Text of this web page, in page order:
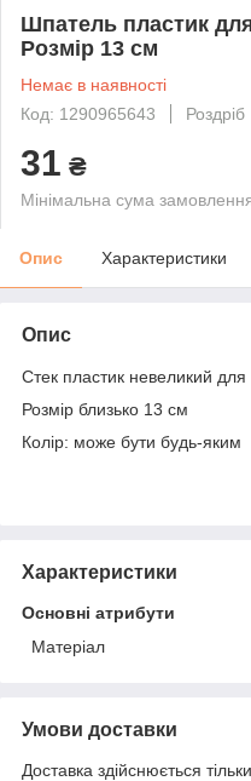
Шпатель пластик
Розмір 13 см
Немає в наявності
Код: 1290965643
Роздріб
31 ₴
Мінімальна сума
Опис Характеристики
Опис
Стек пластик невеликий
Розмір близько 13 см
Колір: може бути будь-яким
Характеристики
Основні атрибути
Матеріал
Умови доставки
Доставка здійснюється